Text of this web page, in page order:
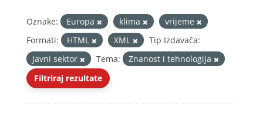
Oznake: Europa klima
vrijeme
Formati:
HTML XML
Tip Izdavača:
Javni sektor
Tema:
Znanost i tehnologija
Filtriraj rezultate